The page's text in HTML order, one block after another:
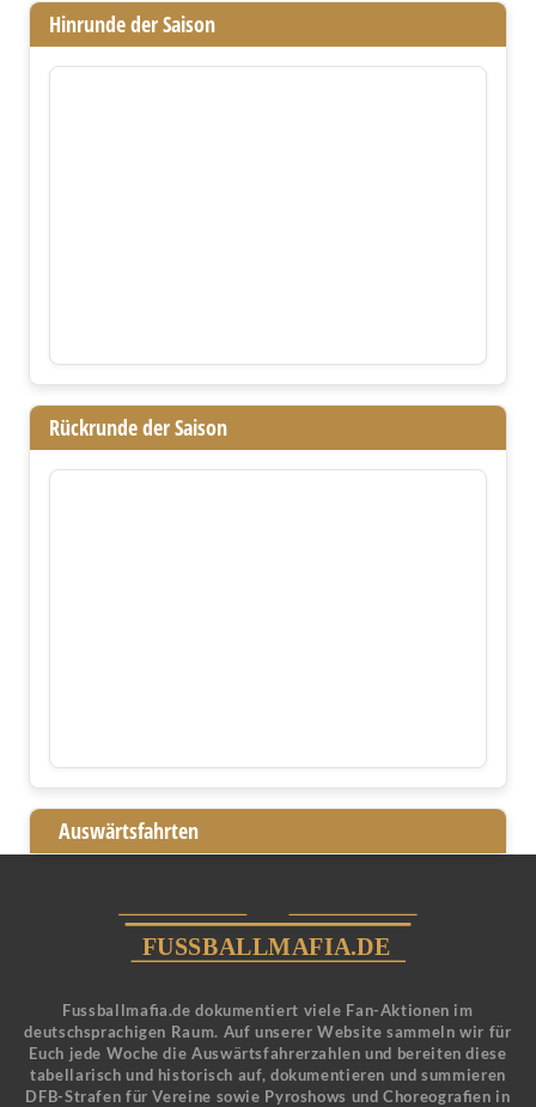
Hinrunde der Saison
Rückrunde der Saison
Auswärtsfahrten
Fussballmafia.de dokumentiert viele Fan-Aktionen im
deutschsprachigen Raum. Auf unserer Website sammeln wir für
Euch jede Woche die Auswärtsfahrerzahlen und bereiten diese
tabellarisch und historisch auf, dokumentieren und summieren
DFB-Strafen für Vereine sowie Pyroshows und Choreografien in